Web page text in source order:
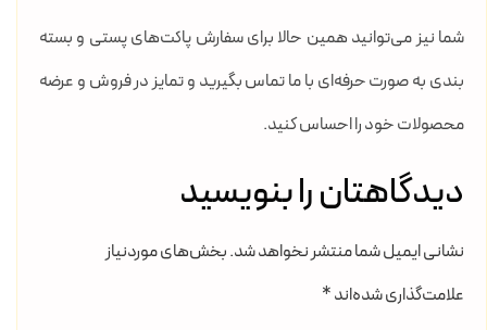
شما نیز می‌توانید همین حالا برای سفارش پاکت‌های پستی و بسته
بندی به صورت حرفه‌ای با ما تماس بگیرید و تمایز در فروش و عرضه
محصولات خود را احساس کنید.
دیدگاهتان را بنویسید
نشانی ایمیل شما منتشر نخواهد شد.بخش‌های موردنیاز
علامت‌گذاری شده‌اند*